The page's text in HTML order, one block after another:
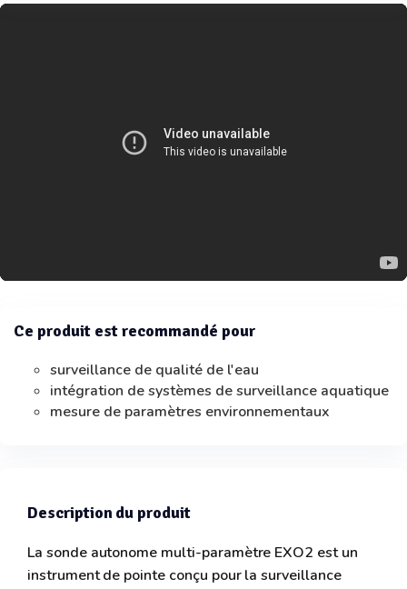
Ce produit est recommandé pour
surveillance de qualité de l'eau
intégration de systèmes de surveillance aquatique
mesure de paramètres environnementaux
Description du produit
La sonde autonome multi-paramètre EXO2 est un
instrument de pointe conçu pour la surveillance